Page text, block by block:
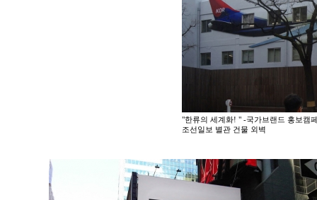
"한류의 세계화! " -국가브랜드 홍보캠
조선일보 별관 건물 외벽